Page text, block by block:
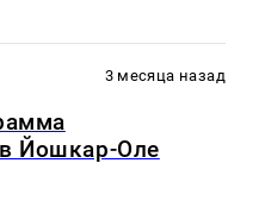
3 месяца назад
Йошкар-Оле